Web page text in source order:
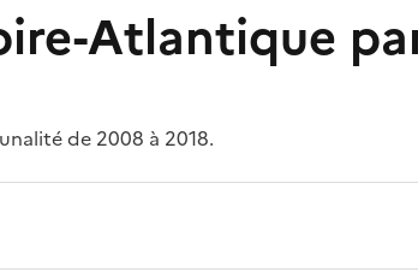
Atlantique
de 2008 à 2018.